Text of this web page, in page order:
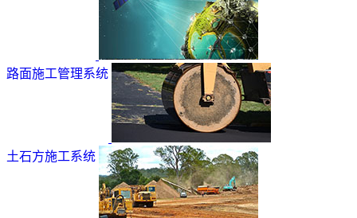
路面施工管理系统
土石方施工系统